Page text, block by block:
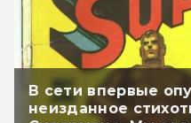
В сети впервые
неизданное